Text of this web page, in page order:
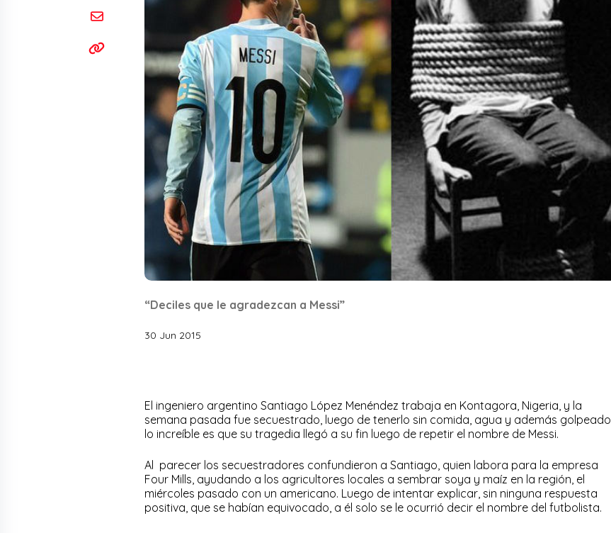
“Deciles que le agradezcan a Messi”
30 Jun 2015
El ingeniero argentino Santiago López Menéndez trabaja en Kontagora, Nigeria, y la
semana pasada fue secuestrado, luego de tenerlo sin comida, agua y además golpeado,
lo increíble es que su tragedia llegó a su fin luego de repetir el nombre de Messi.
Al parecer los secuestradores confundieron a Santiago, quien labora para la empresa
Four Mills, ayudando a los agricultores locales a sembrar soya y maíz en la región, el
miércoles pasado con un americano. Luego de intentar explicar, sin ninguna respuesta
positiva, que se habían equivocado, a él solo se le ocurrió decir el nombre del futbolista.